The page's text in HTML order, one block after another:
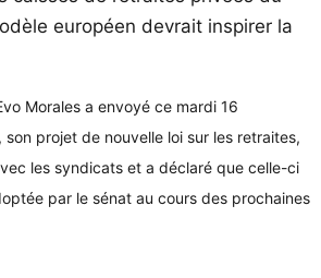
européen devrait inspirer la
Morales a envoyé ce mardi 16
projet de nouvelle loi sur les retraites,
les syndicats et a déclaré que celle-ci
par le sénat au cours des prochaines